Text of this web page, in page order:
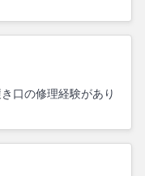
口の修理経験があり